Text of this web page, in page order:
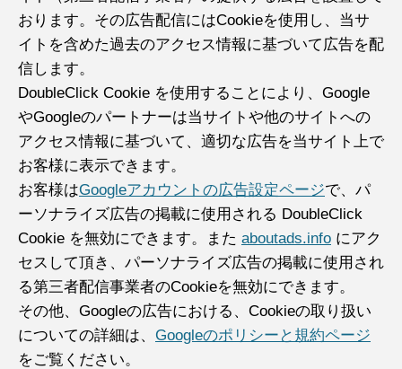
おります。その広告配信にはCookieを使用し、当サ
イトを含めた過去のアクセス情報に基づいて広告を配
信します。
DoubleClick Cookie を使用することにより、Google
やGoogleのパートナーは当サイトや他のサイトへの
アクセス情報に基づいて、適切な広告を当サイト上で
お客様に表示できます。
お客様はGoogleアカウントの広告設定ページで、パ
ーソナライズ広告の掲載に使用される DoubleClick
Cookie を無効にできます。また aboutads.info にアク
セスして頂き、パーソナライズ広告の掲載に使用され
る第三者配信事業者のCookieを無効にできます。
その他、Googleの広告における、Cookieの取り扱い
についての詳細は、 Googleのポリシーと規約ページ
をご覧ください。